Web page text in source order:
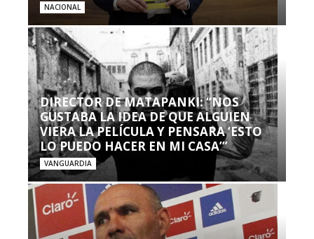
NACIONAL
DIRECTOR DE MATAPANKI: “NOS
GUSTABA LA IDEA DE QUE ALGUIEN
VIERA LA PELÍCULA Y PENSARA ‘ESTO
LO PUEDO HACER EN MI CASA’”
VANGUARDIA